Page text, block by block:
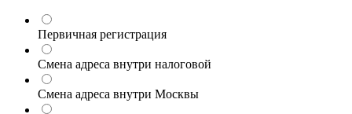
Первичная регистрация
Смена адреса внутри налоговой
Смена адреса внутри Москвы